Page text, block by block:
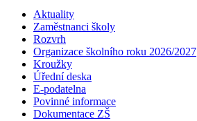
Aktuality
Zaměstnanci školy
Rozvrh
Organizace školního roku 2026/2027
Kroužky
Úřední deska
E-podatelna
Povinné informace
Dokumentace ZŠ